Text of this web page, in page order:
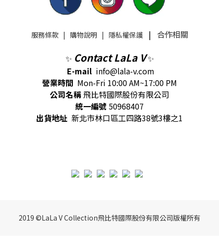
服務條款| 購物說明 | 隱私權保護| 合作相關
✨ Contact LaLa V✨
E-mail info@lala-v.com
營業時間 Mon-Fri 10:00 AM~17:00 PM
公司名稱飛比特國際股份有限公司
統一編號 50968407
出貨地址 新北市林口區工四路38號3樓之1
2019 ©LaLa V Collection飛比特國際股份有限公司版權所有